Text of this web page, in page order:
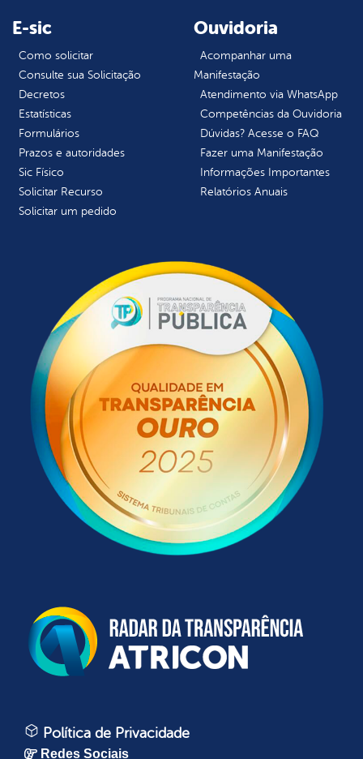
E-sic
Como solicitar
Consulte sua Solicitação
Decretos
Estatísticas
Formulários
Prazos e autoridades
Sic Físico
Solicitar Recurso
Solicitar um pedido
Ouvidoria
Acompanhar uma
Manifestação
Atendimento via WhatsApp
Competências da Ouvidoria
Dúvidas? Acesse o FAQ
Fazer uma Manifestação
Informações Importantes
Relatórios Anuais
Política de Privacidade
Redes Sociais